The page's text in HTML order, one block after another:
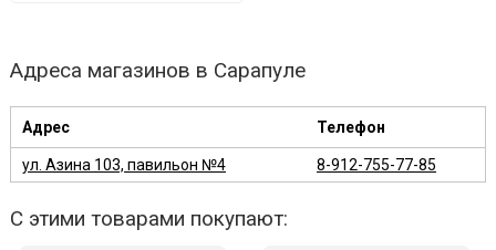
Адреса магазинов в Сарапуле
Адрес Телефон
ул. Азина 103, павильон №4 8-912-755-77-85
С этими товарами покупают: